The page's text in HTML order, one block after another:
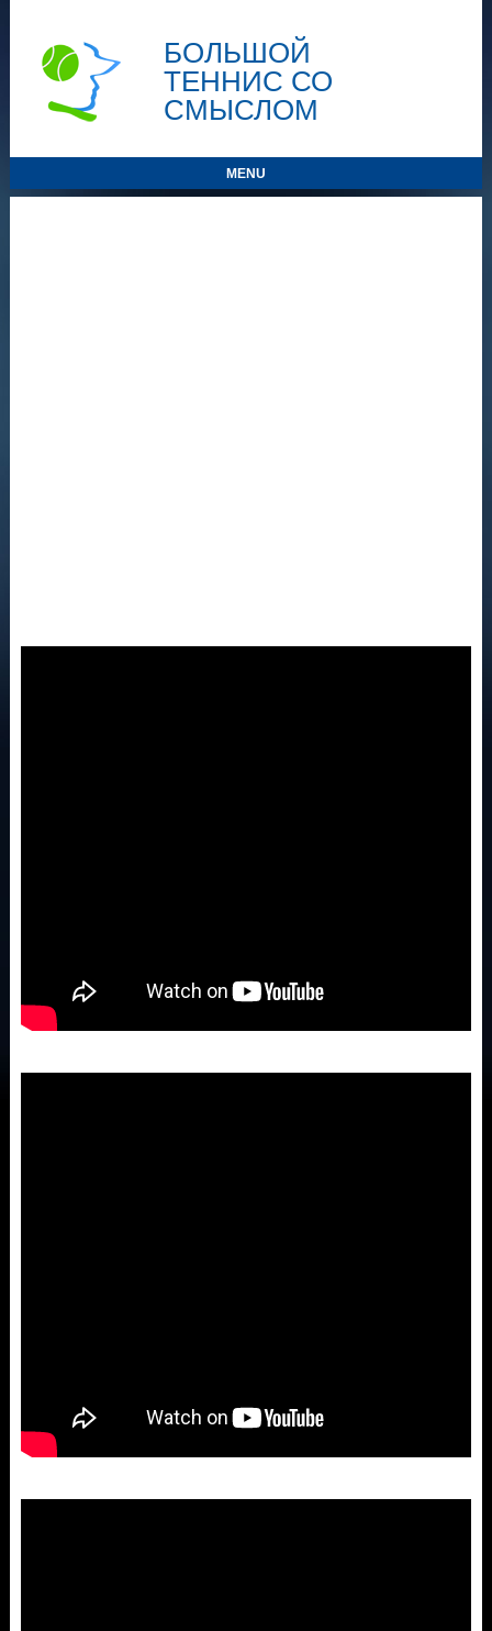
БОЛЬШОЙ
ТЕННИС СО
СМЫСЛОМ
MENU